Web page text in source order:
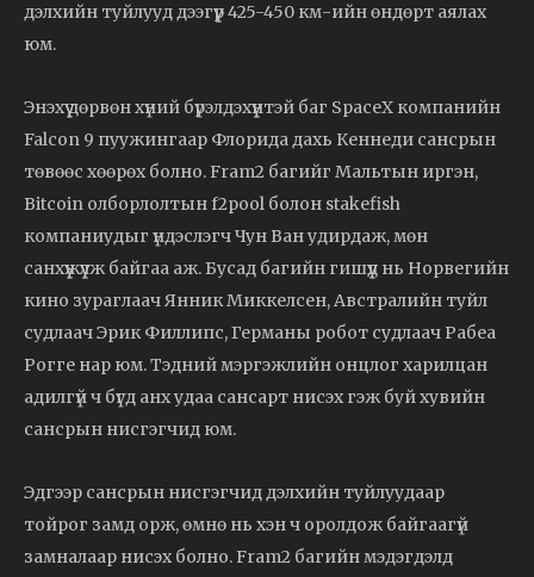
дэлхийн туйлууд дээгүүр 425-450 км-ийн өндөрт аялах
юм.
Энэхүү дөрвөн хүний бүрэлдэхүүнтэй баг SpaceX компанийн
Falcon 9 пуужингаар Флорида дахь Кеннеди сансрын
төвөөс хөөрөх болно. Fram2 багийг Мальтын иргэн,
Bitcoin олборлолтын f2pool болон stakefish
компаниудыг үндэслэгч Чун Ван удирдаж, мөн
санхүүжүүлж байгаа аж. Бусад багийн гишүүд нь Норвегийн
кино зураглаач Янник Миккелсен, Австралийн туйл
судлаач Эрик Филлипс, Германы робот судлаач Рабеа
Рогге нар юм. Тэдний мэргэжлийн онцлог харилцан
адилгүй ч бүгд анх удаа сансарт нисэх гэж буй хувийн
сансрын нисгэгчид юм.
Эдгээр сансрын нисгэгчид дэлхийн туйлуудаар
тойрог замд орж, өмнө нь хэн ч оролдож байгаагүй
замналаар нисэх болно. Fram2 багийн мэдэгдэлд